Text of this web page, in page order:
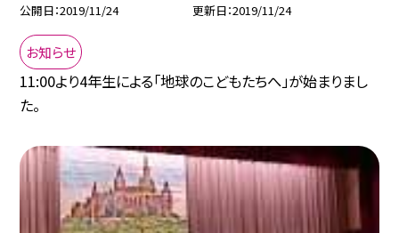
公開日 2019/11/24 更新日 2019/11/24
お知らせ
11:00より4年生による「地球のこどもたちへ」が始まりまし
た。